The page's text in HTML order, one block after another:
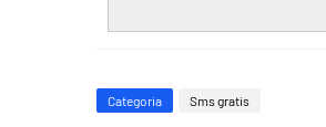
Categoria Sms gratis